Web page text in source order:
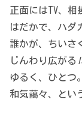
正面にはTV、相
はだかで、ハダ
誰かが、ちいさ
じんわり広がる
ゆるく、ひとつ。
和気藹々、とい